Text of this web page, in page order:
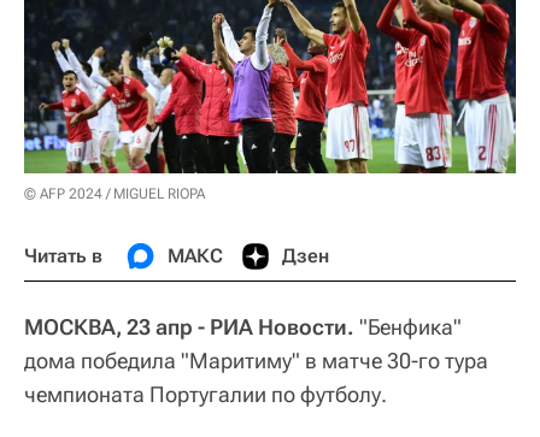
© AFP 2024 / MIGUEL RIOPA
Читать в МАКС Дзен
МОСКВА, 23 апр - РИА Новости. "Бенфика"
дома победила "Маритиму" в матче 30-го тура
чемпионата Португалии по футболу.